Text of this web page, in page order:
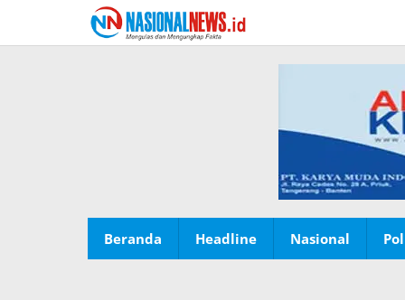
konten
Beranda Headline Nasional